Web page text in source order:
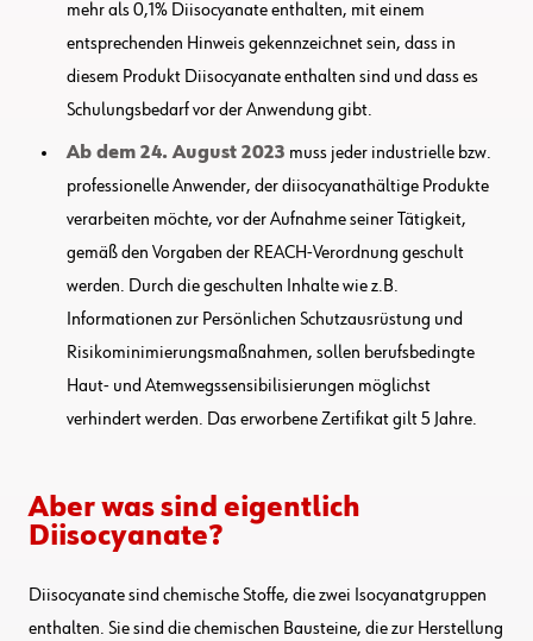
mehr als 0,1% Diisocyanate enthalten, mit einem
entsprechenden Hinweis gekennzeichnet sein, dass in
diesem Produkt Diisocyanate enthalten sind und dass es
Schulungsbedarf vor der Anwendung gibt.
Ab dem 24. August 2023 muss jeder industrielle bzw.
professionelle Anwender, der diisocyanathältige Produkte
verarbeiten möchte, vor der Aufnahme seiner Tätigkeit,
gemäß den Vorgaben der REACH-Verordnung geschult
werden. Durch die geschulten Inhalte wie z.B.
Informationen zur Persönlichen Schutzausrüstung und
Risikominimierungsmaßnahmen, sollen berufsbedingte
Haut- und Atemwegssensibilisierungen möglichst
verhindert werden. Das erworbene Zertifikat gilt 5 Jahre.
Aber was sind eigentlich
Diisocyanate?
Diisocyanate sind chemische Stoffe, die zwei Isocyanatgruppen
enthalten. Sie sind die chemischen Bausteine, die zur Herstellung